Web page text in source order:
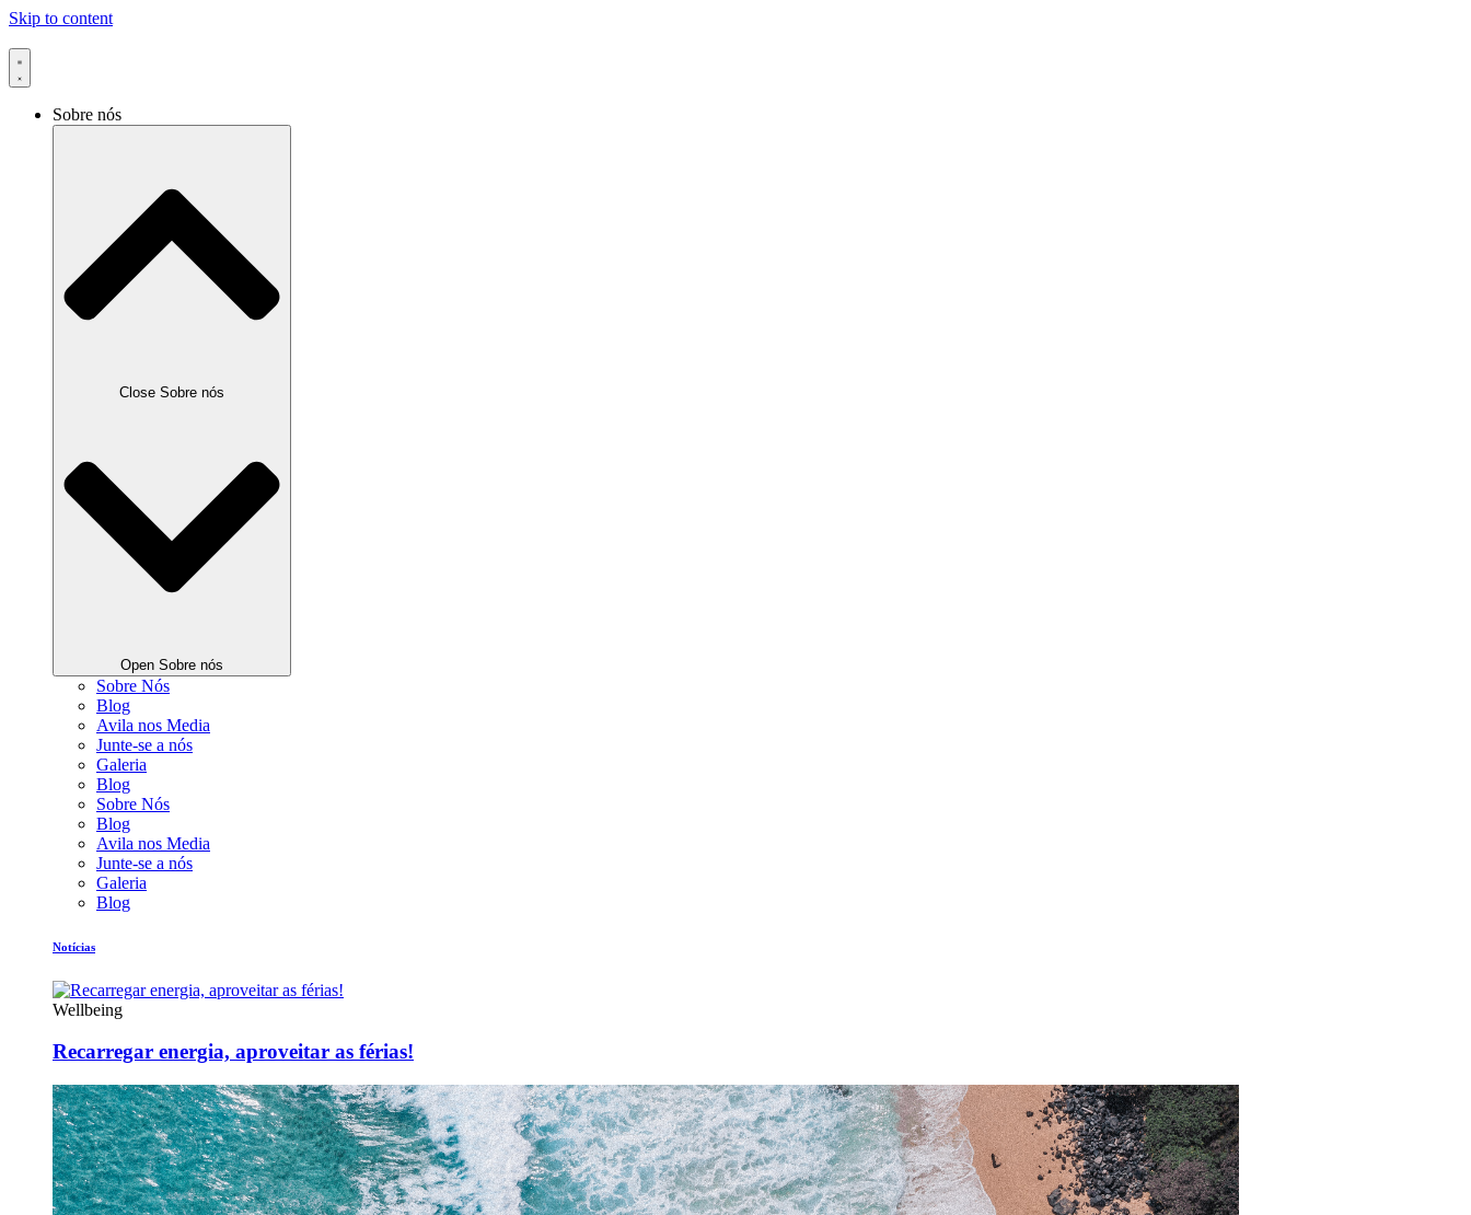
Skip to content
Sobre nós
Close Sobre nós
Open Sobre nós
Sobre Nós
Blog
Avila nos Media
Junte-se a nós
Galeria
Blog
Sobre Nós
Blog
Avila nos Media
Junte-se a nós
Galeria
Blog
Notícias
Wellbeing
Recarregar energia, aproveitar as férias!